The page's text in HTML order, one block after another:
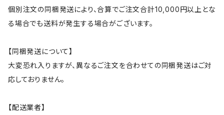
個別注文の同梱発送により、合算でご注文合計10,000円以上とな
る場合でも送料が発生する場合がございます。
【同梱発送について】
大変恐れ入りますが、異なるご注文を合わせての同梱発送はご対
応しておりません。
【配送業者】